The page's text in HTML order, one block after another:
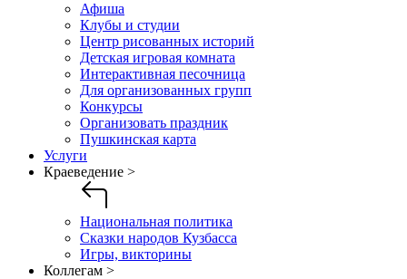
Афиша
Клубы и студии
Центр рисованных историй
Детская игровая комната
Интерактивная песочница
Для организованных групп
Конкурсы
Организовать праздник
Пушкинская карта
Услуги
Краеведение >
Национальная политика
Сказки народов Кузбасса
Игры, викторины
Коллегам >